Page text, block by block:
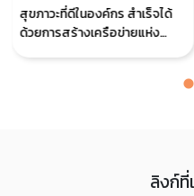
สุขภาวะที่ดีในองค์กร สำเร็จได้
ด้วยการสร้างเครือข่ายแห่ง
ลิงก์ที่